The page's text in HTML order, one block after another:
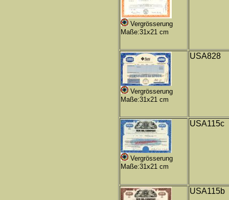
Vergrösserung
Maße:31x21 cm
Vergrösserung
Maße:31x21 cm
USA828
Vergrösserung
Maße:31x21 cm
USA115c
USA115b